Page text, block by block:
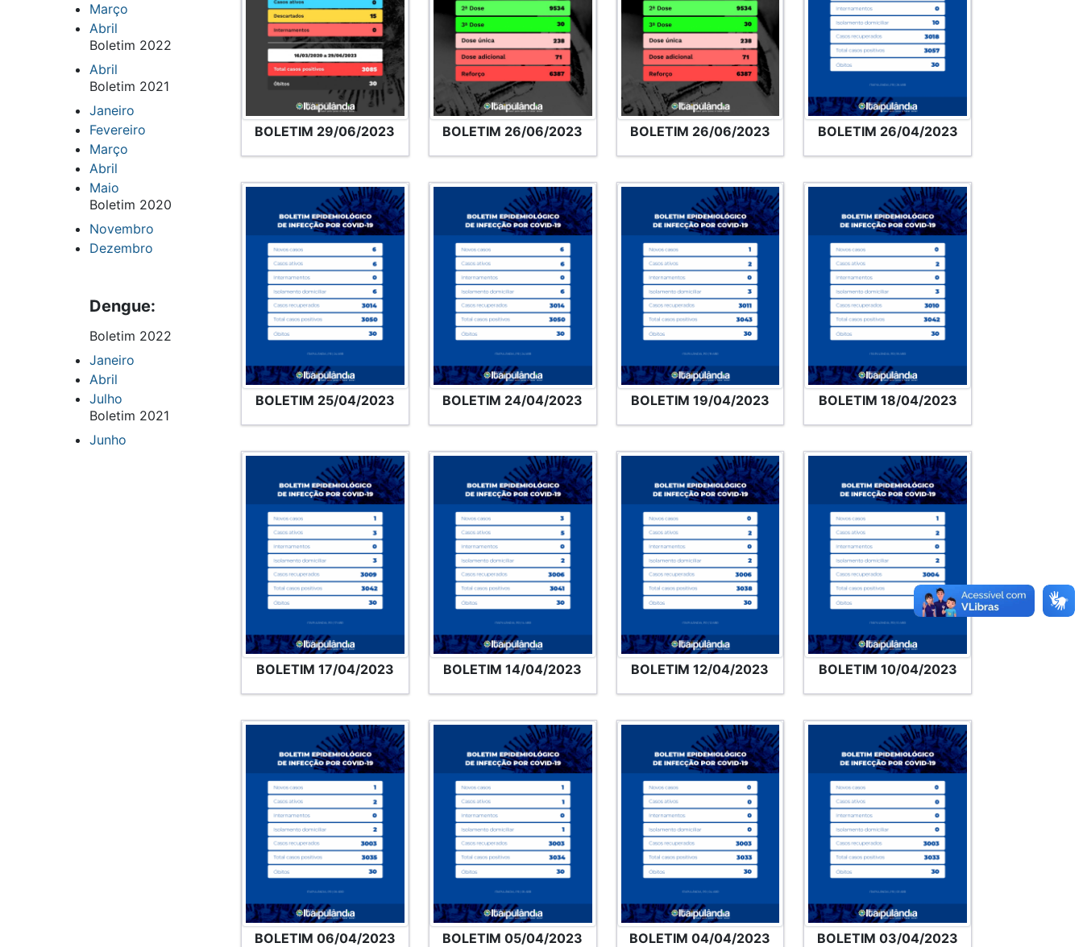
Março
Abril
Boletim 2022
Abril
Boletim 2021
Janeiro
Fevereiro
Março
Abril
Maio
Boletim 2020
Novembro
Dezembro
Dengue:
Boletim 2022
Janeiro
Abril
Julho
Boletim 2021
Junho
BOLETIM 29/06/2023 BOLETIM 26/06/2023 BOLETIM 26/06/2023 BOLETIM 26/04/2023
BOLETIM 25/04/2023 BOLETIM 24/04/2023 BOLETIM 19/04/2023 BOLETIM 18/04/2023
BOLETIM 17/04/2023 BOLETIM 14/04/2023 BOLETIM 12/04/2023 BOLETIM 10/04/2023
BOLETIM 06/04/2023 BOLETIM 05/04/2023 BOLETIM 04/04/2023 BOLETIM 03/04/2023